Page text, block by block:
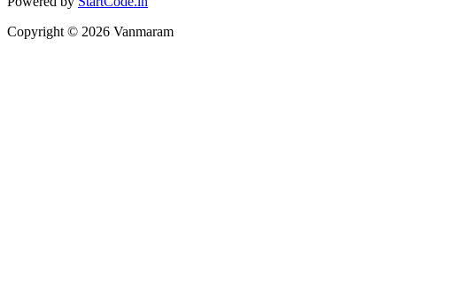
Copyright © 2026 Vanmaram